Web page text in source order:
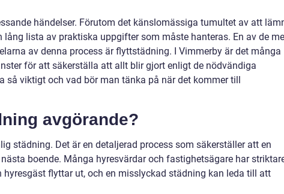
händelser. Förutom det känslomässiga tumultet av att
lång lista av praktiska uppgifter som måste hanteras. En av de
av denna process är flyttstädning. I Vimmerby är det många
för att säkerställa att allt blir gjort enligt de nödvändiga
så viktigt och vad bör man tänka på när det kommer till
avgörande?
städning. Det är en detaljerad process som säkerställer att en
boende. Många hyresvärdar och fastighetsägare har
hyresgäst flyttar ut, och en misslyckad städning kan leda till att